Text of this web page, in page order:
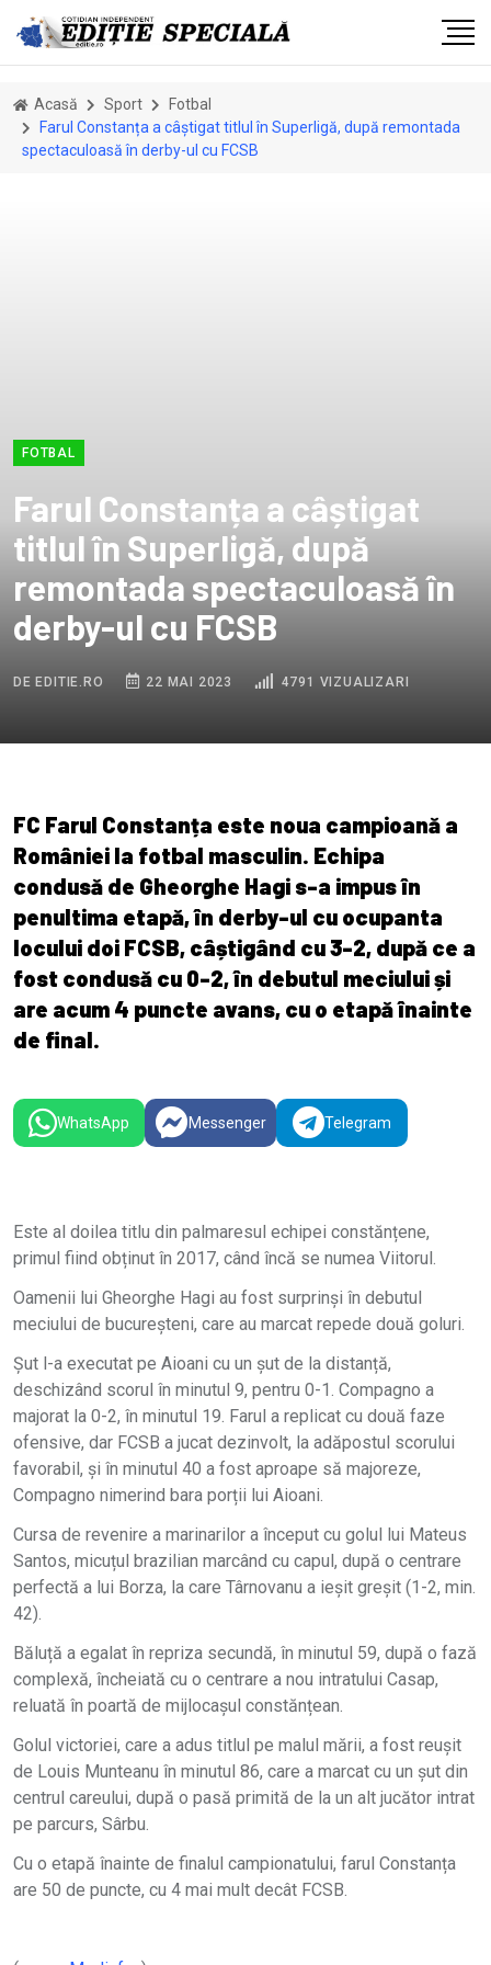
Acasă Sport
Fotbal
Farul Constanța a câștigat titlul în Superligă, după remontada
spectaculoasă în derby-ul cu FCSB
FOTBAL
Farul Constanța a câștigat
titlul în Superligă, după
remontada spectaculoasă în
derby-ul cu FCSB
DE EDITIE.RO 22 MAI 2023 4791 VIZUALIZARI
FC Farul Constanța este noua campioană a
României la fotbal masculin. Echipa
condusă de Gheorghe Hagi s-a impus în
penultima etapă, în derby-ul cu ocupanta
locului doi FCSB, câștigând cu 3-2, după ce a
fost condusă cu 0-2, în debutul meciului și
are acum 4 puncte avans, cu o etapă înainte
de final.
WhatsApp Messenger Telegram
Este al doilea titlu din palmaresul echipei constănțene,
primul fiind obținut în 2017, când încă se numea Viitorul.
Oamenii lui Gheorghe Hagi au fost surprinși în debutul
meciului de bucureșteni, care au marcat repede două goluri.
Șut l-a executat pe Aioani cu un șut de la distanță,
deschizând scorul în minutul 9, pentru 0-1. Compagno a
majorat la 0-2, în minutul 19. Farul a replicat cu două faze
ofensive, dar FCSB a jucat dezinvolt, la adăpostul scorului
favorabil, și în minutul 40 a fost aproape să majoreze,
Compagno nimerind bara porții lui Aioani.
Cursa de revenire a marinarilor a început cu golul lui Mateus
Santos, micuțul brazilian marcând cu capul, după o centrare
perfectă a lui Borza, la care Târnovanu a ieșit greșit (1-2, min.
42).
Băluță a egalat în repriza secundă, în minutul 59, după o fază
complexă, încheiată cu o centrare a nou intratului Casap,
reluată în poartă de mijlocașul constănțean.
Golul victoriei, care a adus titlul pe malul mării, a fost reușit
de Louis Munteanu în minutul 86, care a marcat cu un șut din
centrul careului, după o pasă primită de la un alt jucător intrat
pe parcurs, Sârbu.
Cu o etapă înainte de finalul campionatului, farul Constanța
are 50 de puncte, cu 4 mai mult decât FCSB.